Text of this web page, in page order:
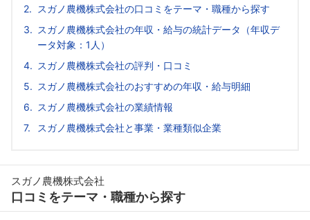
スガノ農機株式会社の口コミをテーマ・職種から探す
スガノ農機株式会社の年収・給与の統計データ（年収デ
ータ対象：1人）
スガノ農機株式会社の評判・口コミ
スガノ農機株式会社のおすすめの年収・給与明細
スガノ農機株式会社の業績情報
スガノ農機株式会社と事業・業種類似企業
スガノ農機株式会社
口コミをテーマ・職種から探す